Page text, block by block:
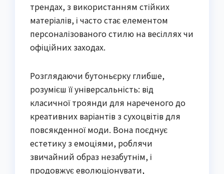
трендах, з використанням стійких
матеріалів, і часто стає елементом
персоналізованого стилю на весіллях чи
офіційних заходах.
Розглядаючи бутоньєрку глибше,
розумієш її універсальність: від
класичної троянди для нареченого до
креативних варіантів з сухоцвітів для
повсякденної моди. Вона поєднує
естетику з емоціями, роблячи
звичайний образ незабутнім, і
продовжує еволюціонувати,